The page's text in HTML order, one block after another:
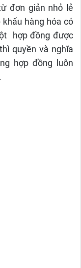
đơn giản nhỏ lẻ
hàng hóa có
hợp đồng được
quyền và nghĩa
hợp đồng luôn